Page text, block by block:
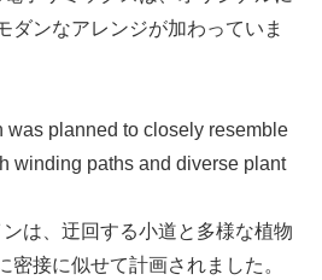
ダンなアレンジが加わっていま
was planned to closely resemble
winding paths and diverse plant
は、迂回する小道と多様な植物
密接に似せて計画されました。